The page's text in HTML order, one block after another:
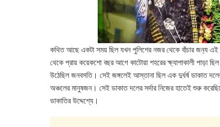
কথিত আছে একটা সময় ছিল যখন পুলিশের নজর থেকে বাঁচার জন‍্য এই
থেকে প্রায় কয়েকশো বছর আগে কাটোয়া শহরের ক্ষ‍্যাপাকালী পাড়া
উঠেছিল জনবসতি। সেই জঙ্গলেই আস্তানা ছিল এক দুর্ধর্ষ ডাকাত
অঞ্চলের মানুষজন। সেই ডাকাত দলের সর্দার নিজের হাতেই শুরু
ডাকাতির উদ্দেশ্যে।